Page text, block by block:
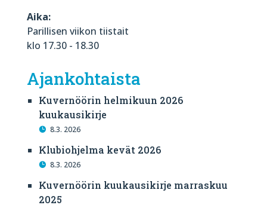
Aika:
Parillisen viikon tiistait
klo 17.30 - 18.30
Ajankohtaista
Kuvernöörin helmikuun 2026
kuukausikirje
8.3. 2026
Klubiohjelma kevät 2026
8.3. 2026
Kuvernöörin kuukausikirje marraskuu
2025